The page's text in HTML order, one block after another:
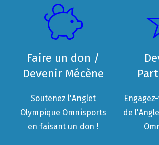
Faire un don /
Devenir Mécène
Soutenez l'Anglet
Olympique Omnisports
en faisant un don !
de